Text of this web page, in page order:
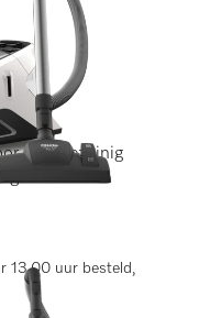
energiezuinig
13.00 uur besteld,